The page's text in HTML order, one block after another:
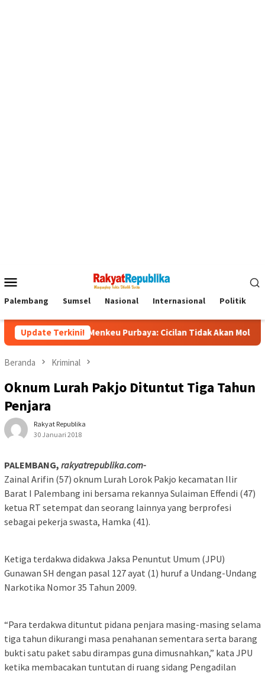
Mobile
Palembang Sumsel Nasional Internasional Politik
Update Terkini!
Triliun, Menkeu Purbaya: Cicilan Tidak Akan Molor
Beranda Kriminal
Oknum Lurah Pakjo Dituntut Tiga Tahun
Penjara
Rakyat Republika
30 Januari 2018
PALEMBANG, rakyatrepublika.com-
Zainal Arifin (57) oknum Lurah Lorok Pakjo kecamatan Ilir
Barat I Palembang ini bersama rekannya Sulaiman Effendi (47)
ketua RT setempat dan seorang lainnya yang berprofesi
sebagai pekerja swasta, Hamka (41).
Ketiga terdakwa didakwa Jaksa Penuntut Umum (JPU)
Gunawan SH dengan pasal 127 ayat (1) huruf a Undang-Undang
Narkotika Nomor 35 Tahun 2009.
“Para terdakwa dituntut pidana penjara masing-masing selama
tiga tahun dikurangi masa penahanan sementara serta barang
bukti satu paket sabu dirampas guna dimusnahkan,” kata JPU
ketika membacakan tuntutan di ruang sidang Pengadilan